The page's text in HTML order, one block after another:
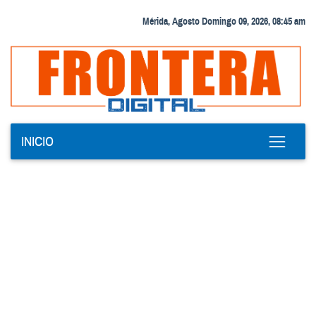
Mérida, Agosto Domingo 09, 2026, 08:45 am
INICIO